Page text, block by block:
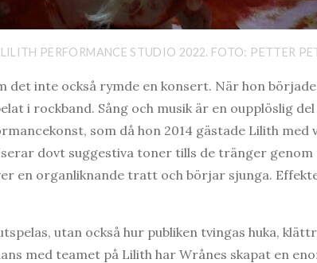
PERFORMANCE STUDIO 2022. FOTO: PETTER
det inte också rymde en konsert. När hon
i rockband. Sång och musik är en oupplöslig del
som då hon 2014 gästade Lilith med
dovt suggestiva toner tills de tränger genom
en organliknande tratt och börjar sjunga.
utan också hur publiken tvingas huka,
med teamet på Lilith har Wrånes skapat en